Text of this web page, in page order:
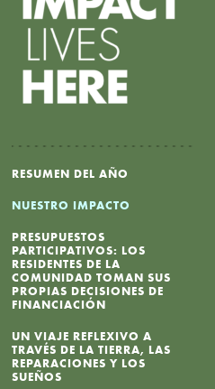
RESUMEN DEL AÑO
NUESTRO IMPACTO
PRESUPUESTOS
PARTICIPATIVOS: LOS
RESIDENTES DE LA
COMUNIDAD TOMAN SUS
PROPIAS DECISIONES DE
FINANCIACIÓN
UN VIAJE REFLEXIVO A
TRAVÉS DE LA TIERRA, LAS
REPARACIONES Y LOS
SUEÑOS